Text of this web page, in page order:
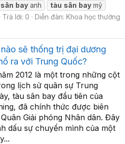
sân bay anh tàu sân bay mỹ
Trả lời: 0 Diễn đàn: Khoa học thường
sẽ thống trị đại dương
ra với Trung Quốc?
2012 là một trong những cột
lịch sử quân sự Trung
tàu sân bay đầu tiên của
đã chính thức được biên
Giải phóng Nhân dân. Đây
dấu sự chuyển mình của một